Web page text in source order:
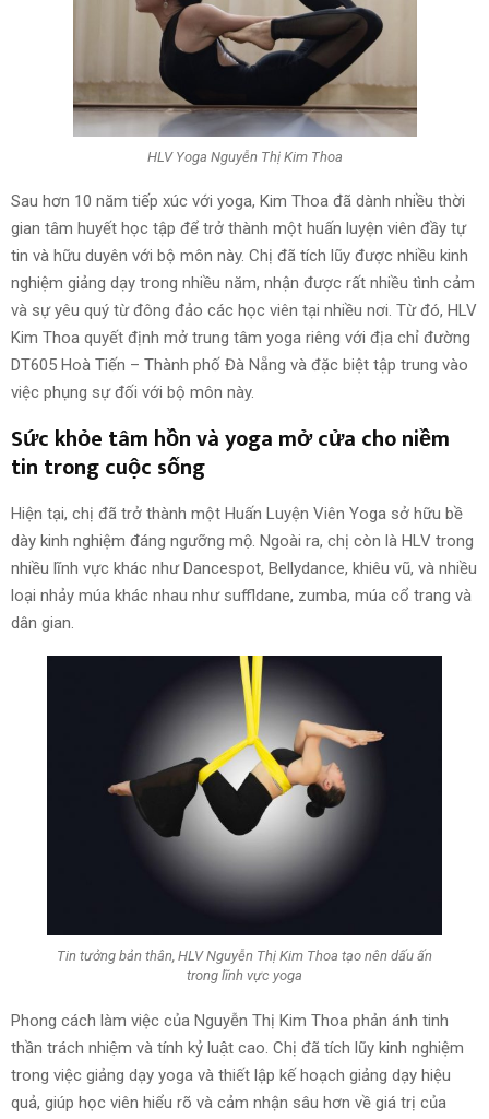
HLV Yoga Nguyễn Thị Kim Thoa
Sau hơn 10 năm tiếp xúc với yoga, Kim Thoa đã dành nhiều thời
gian tâm huyết học tập để trở thành một huấn luyện viên đầy tự
tin và hữu duyên với bộ môn này. Chị đã tích lũy được nhiều kinh
nghiệm giảng dạy trong nhiều năm, nhận được rất nhiều tình cảm
và sự yêu quý từ đông đảo các học viên tại nhiều nơi. Từ đó, HLV
Kim Thoa quyết định mở trung tâm yoga riêng với địa chỉ đường
DT605 Hoà Tiến – Thành phố Đà Nẵng và đặc biệt tập trung vào
việc phụng sự đối với bộ môn này.
Sức khỏe tâm hồn và yoga mở cửa cho niềm
tin trong cuộc sống
Hiện tại, chị đã trở thành một Huấn Luyện Viên Yoga sở hữu bề
dày kinh nghiệm đáng ngưỡng mộ. Ngoài ra, chị còn là HLV trong
nhiều lĩnh vực khác như Dancespot, Bellydance, khiêu vũ, và nhiều
loại nhảy múa khác nhau như suffldane, zumba, múa cổ trang và
dân gian.
Tin tưởng bản thân, HLV Nguyễn Thị Kim Thoa tạo nên dấu ấn
trong lĩnh vực yoga
Phong cách làm việc của Nguyễn Thị Kim Thoa phản ánh tinh
thần trách nhiệm và tính kỷ luật cao. Chị đã tích lũy kinh nghiệm
trong việc giảng dạy yoga và thiết lập kế hoạch giảng dạy hiệu
quả, giúp học viên hiểu rõ và cảm nhận sâu hơn về giá trị của